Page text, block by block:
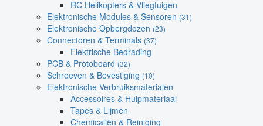
RC Helikopters & Vliegtuigen
Elektronische Modules & Sensoren (31)
Elektronische Opbergdozen (23)
Connectoren & Terminals (37)
Elektrische Bedrading
PCB & Protoboard (32)
Schroeven & Bevestiging (10)
Elektronische Verbruiksmaterialen
Accessoires & Hulpmateriaal
Tapes & Lijmen
Chemicaliën & Reiniging